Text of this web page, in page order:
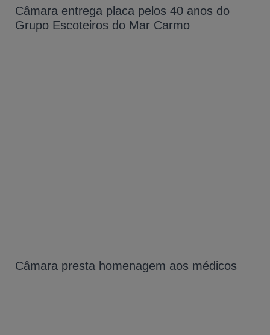
Câmara entrega placa pelos 40 anos do
Grupo Escoteiros do Mar Carmo
Câmara presta homenagem aos médicos